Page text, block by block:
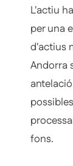
L'actiu
per una
d'actius
Andorra
fons.